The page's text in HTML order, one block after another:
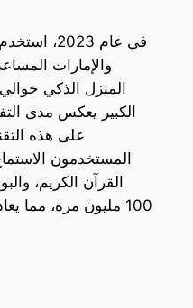
في عام
والإمارات
الكبير يعكس مدى
على هذه
المستخدمون
القرآن الكريم،